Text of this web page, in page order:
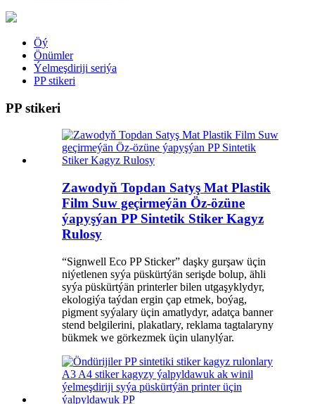
Öý
Önümler
Ýelmeşdiriji seriýa
PP stikeri
PP stikeri
Zawodyň Topdan Satyş Mat Plastik
Film Suw geçirmeýän Öz-özüne
ýapyşýan PP Sintetik Stiker Kagyz
Rulosy
“Signwell Eco PP Sticker” daşky gurşaw üçin
niýetlenen syýa püskürtýän serişde bolup, ähli
syýa püskürtýän printerler bilen utgaşyklydyr,
ekologiýa taýdan ergin çap etmek, boýag,
pigment syýalary üçin amatlydyr, adatça banner
stend belgilerini, plakatlary, reklama tagtalaryny
bükmek we görkezmek üçin ulanylýar.